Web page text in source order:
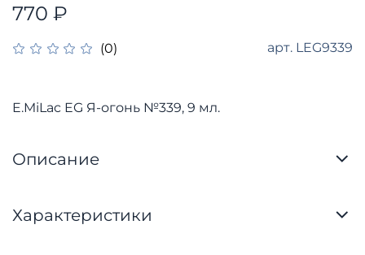
(0) арт. LEG9339
770 ₽
E.MiLac EG Я-огонь №339, 9 мл.
Описание
Характеристики